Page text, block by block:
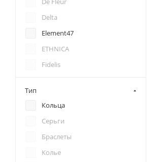
Delta
Element47
ETHNICA
Fidelis
Kabarovsky
KU&KU
L-Silver
Тип
Кольца
Серьги
Браслеты
Колье